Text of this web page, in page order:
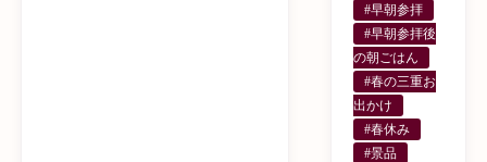
#早朝参拝
#早朝参拝後
の朝ごはん
#春の三重お
出かけ
#春休み
#景品